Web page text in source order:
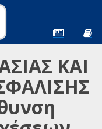
ΚΑΙ